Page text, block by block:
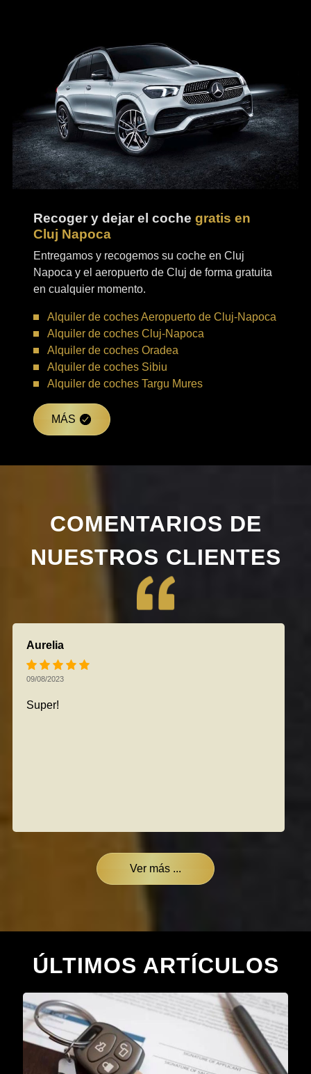
Recoger y dejar el coche gratis en
Cluj Napoca
Entregamos y recogemos su coche en Cluj
Napoca y el aeropuerto de Cluj de forma gratuita
en cualquier momento.
Alquiler de coches Aeropuerto de Cluj-Napoca
Alquiler de coches Cluj-Napoca
Alquiler de coches Oradea
Alquiler de coches Sibiu
Alquiler de coches Targu Mures
MÁS
COMENTARIOS DE
NUESTROS CLIENTES
Aurelia
09/08/2023
Super!
Ver más ...
ÚLTIMOS ARTÍCULOS